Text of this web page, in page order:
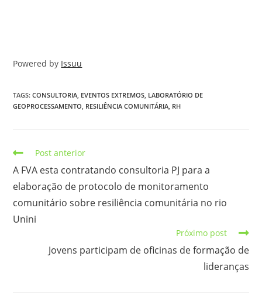
Powered by Issuu
TAGS:CONSULTORIA EVENTOS EXTREMOS LABORATÓRIO DE
GEOPROCESSAMENTO RESILIÊNCIA COMUNITÁRIA RH
Post anterior
A FVA esta contratando consultoria PJ para a
elaboração de protocolo de monitoramento
comunitário sobre resiliência comunitária no rio
Unini
Próximo post
Jovens participam de oficinas de formação de
lideranças